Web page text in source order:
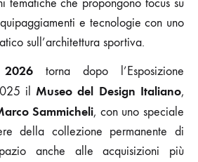
tematiche che propongono focus su
e tecnologie con uno
sull’architettura sportiva.
torna dopo l’Esposizione
il Museo del Design Italiano,
Sammicheli, con uno speciale
della collezione permanente di
anche alle acquisizioni più